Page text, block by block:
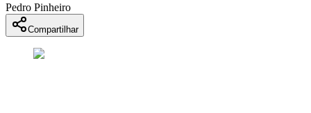
Pedro Pinheiro
Compartilhar